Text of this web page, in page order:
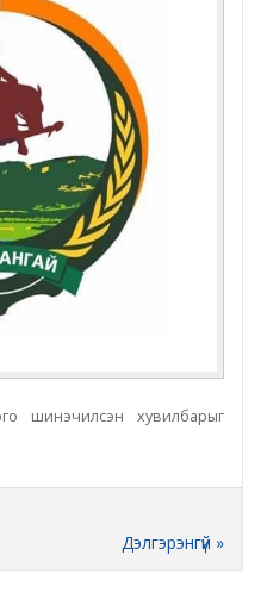
шинэчилсэн хувилбарыг
Дэлгэрэнгүй »